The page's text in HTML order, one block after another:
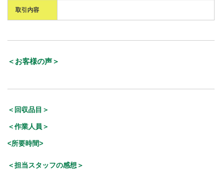
取引内容
＜お客様の声＞
＜回収品目＞
＜作業人員＞
<所要時間>
＜担当スタッフの感想＞